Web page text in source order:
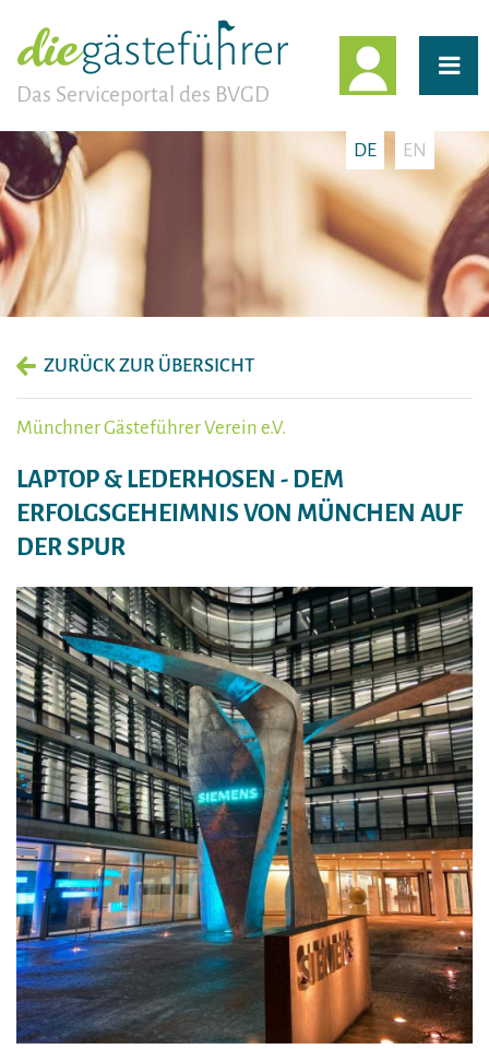
Das Serviceportal des BVGD
DE EN
ZURÜCK ZUR ÜBERSICHT
Münchner Gästeführer Verein e.V.
LAPTOP & LEDERHOSEN - DEM
ERFOLGSGEHEIMNIS VON MÜNCHEN AUF
DER SPUR